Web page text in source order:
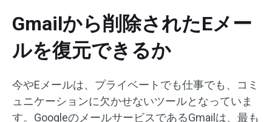
Gmailから削除されたEメー
ルを復元できるか
今やEメールは、プライベートでも仕事でも、コミ
ュニケーションに欠かせないツールとなっていま
す。GoogleのメールサービスであるGmailは、最も